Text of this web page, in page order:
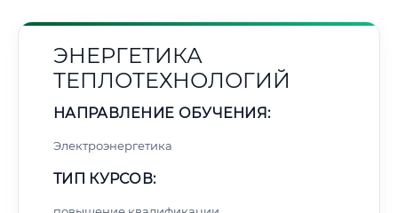
ЭНЕРГЕТИКА
ТЕПЛОТЕХНОЛОГИЙ
НАПРАВЛЕНИЕ ОБУЧЕНИЯ:
Электроэнергетика
ТИП КУРСОВ: